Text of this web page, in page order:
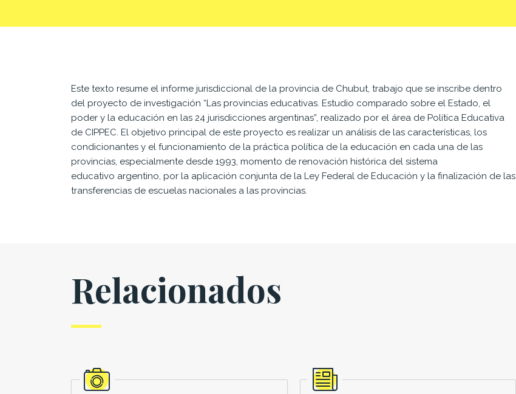
Este texto resume el informe jurisdiccional de la provincia de Chubut, trabajo que se inscribe dentro
del proyecto de investigación “Las provincias educativas. Estudio comparado sobre el Estado, el
poder y la educación en las 24 jurisdicciones argentinas”, realizado por el área de Política Educativa
de CIPPEC. El objetivo principal de este proyecto es realizar un análisis de las características, los
condicionantes y el funcionamiento de la práctica política de la educación en cada una de las
provincias, especialmente desde 1993, momento de renovación histórica del sistema
educativo argentino, por la aplicación conjunta de la Ley Federal de Educación y la finalización de las
transferencias de escuelas nacionales a las provincias.
Relacionados